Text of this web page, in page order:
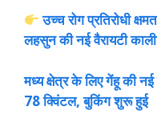
उच्च रोग प्रतिरोधी
लहसुन की नई वैरायटी
मध्य क्षेत्र के लिए गेंहू की
78 क्विंटल, बुकिंग शुरू हुई